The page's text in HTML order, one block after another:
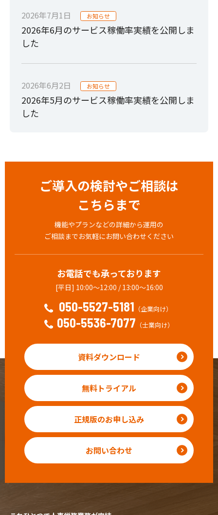
2026年7月1日 お知らせ
2026年6月のサービス稼働率実績を公開しま
した
2026年6月2日 お知らせ
2026年5月のサービス稼働率実績を公開しま
した
ご導入の検討やご相談は
こちらまで
機能やプランなどの詳細から運用の
ご相談までお気軽にお問い合わせください
お電話でも承っております
[平日] 10:00～12:00 / 13:00～16:00
050-5527-5181 （企業向け）
050-5536-7077 （士業向け）
資料ダウンロード
無料トライアル
正規版のお申し込み
お問い合わせ